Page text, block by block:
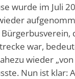
wurde im Juli
war,
wieder
Nun ist klar: